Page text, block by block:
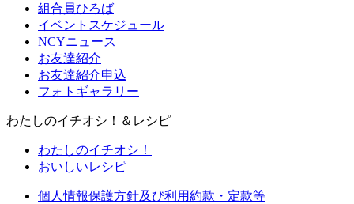
組合員ひろば
イベントスケジュール
NCYニュース
お友達紹介
お友達紹介申込
フォトギャラリー
わたしのイチオシ！＆レシピ
わたしのイチオシ！
おいしいレシピ
個人情報保護方針及び利用約款・定款等